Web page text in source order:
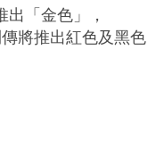
出「金色」，
將推出紅色及黑色